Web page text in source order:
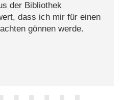
der Bibliothek
dass ich mir für einen
gönnen werde.